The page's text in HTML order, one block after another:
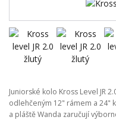
Juniorské kolo Kross Level JR
odlehčeným 12" rámem a 24"
a pláště Wanda zaručují